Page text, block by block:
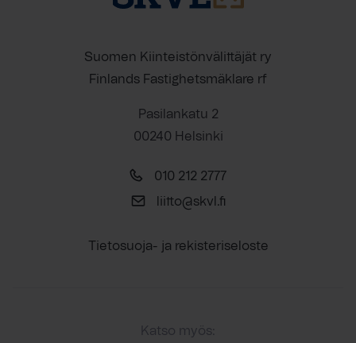
Suomen Kiinteistönvälittäjät ry
Finlands Fastighetsmäklare rf
Pasilankatu 2
00240 Helsinki
010 212 2777
liitto@skvl.fi
Tietosuoja- ja rekisteriseloste
Katso myös: